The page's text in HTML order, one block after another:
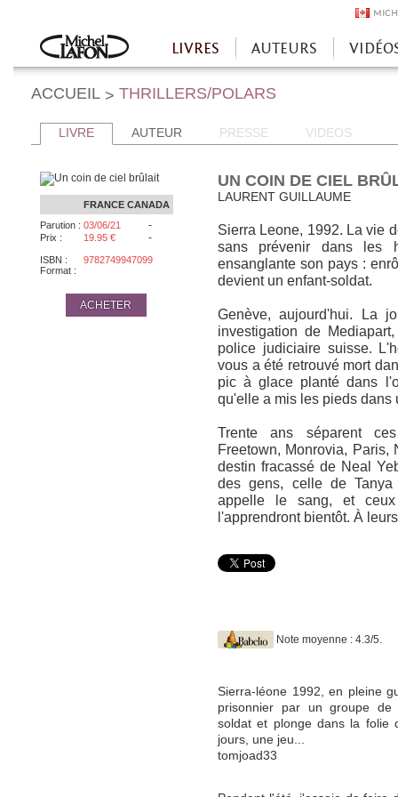
Accueil
LIVRES AUTEURS
ACCUEIL > THRILLERS/POLARS
LIVRE AUTEUR PRESSE VIDEOS
FRANCE CANADA
Parution : 03/06/21 -
Prix : 19.95 € -
ISBN :
9782749947099
Format :
ACHETER
UN COIN DE CIEL
LAURENT GUILLAUME
Sierra Leone, 1992. La vie
sans prévenir dans les
ensanglante son pays :
devient un enfant-soldat.
Genève, aujourd'hui. La
investigation de
police judiciaire suisse.
vous a été retrouvé mort
pic à glace planté dans
qu'elle a mis les pieds dans
Trente ans séparent
Freetown, Monrovia, Paris,
destin fracassé de Neal
des gens, celle de
appelle le sang, et
l'apprendront bientôt. À
Note moyenne : 4.3/5.
Sierra-léone 1992, en pleine
prisonnier par un groupe de
soldat et plonge dans la folie
jours, une jeu...
tomjoad33